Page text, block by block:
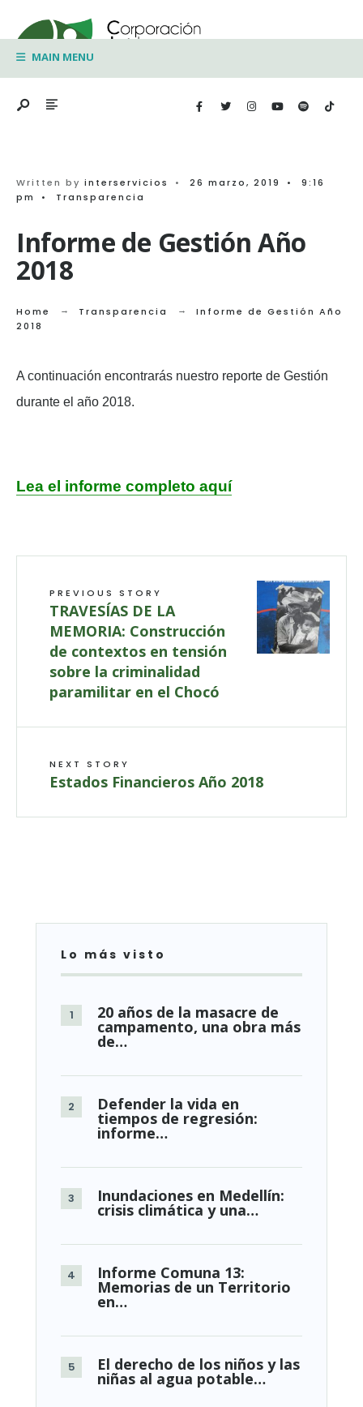
to
contentMAIN MENU
Written by interservicios • 26 marzo, 2019 •
9:16
pm
• Transparencia
Informe de Gestión Año
2018
Home Transparencia
Informe de Gestión Año
2018
A continuación encontrarás nuestro reporte de Gestión
durante el año 2018.
Lea el informe completo aquí
PREVIOUS STORY
TRAVESÍAS DE LA
MEMORIA: Construcción
de contextos en tensión
sobre la criminalidad
paramilitar en el Chocó
NEXT STORY
Estados Financieros Año 2018
Lo más visto
20 años de la masacre de
campamento, una obra más
de…
Defender la vida en
tiempos de regresión:
informe…
Inundaciones en Medellín:
crisis climática y una…
Informe Comuna 13:
Memorias de un Territorio
en…
El derecho de los niños y las
niñas al agua potable…
for: